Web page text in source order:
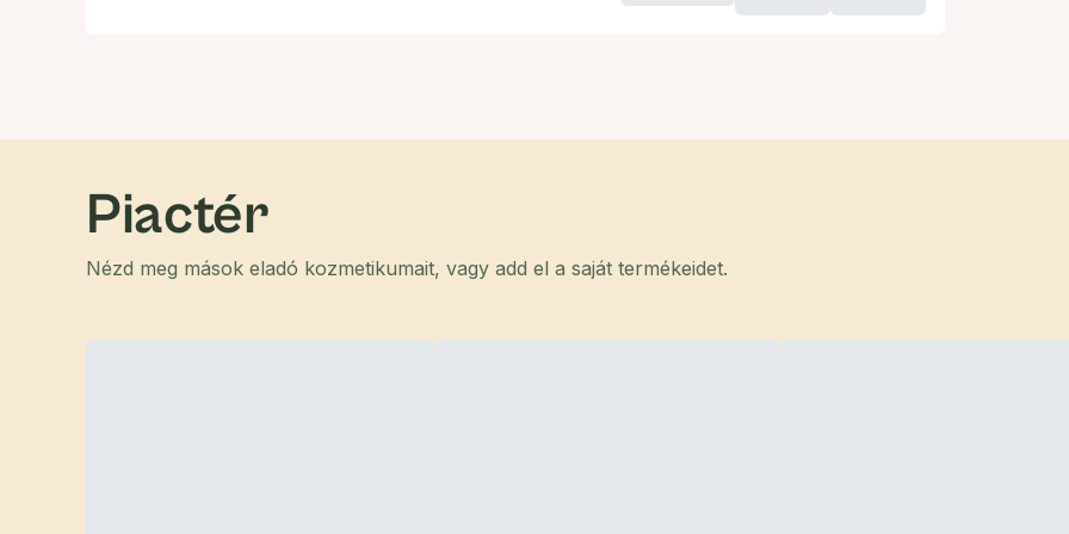
Piactér
Nézd meg mások eladó kozmetikumait, vagy add el a saját termékeidet.